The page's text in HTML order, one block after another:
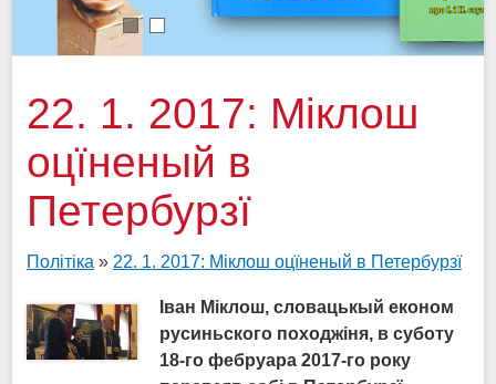
1 2
22. 1. 2017: Міклош
оцїненый в
Петербурзї
Політіка » 22. 1. 2017: Міклош оцїненый в Петербурзї
Іван Міклош, словацькый економ
русиньского походжіня, в суботу
18-го фебруара 2017-го року